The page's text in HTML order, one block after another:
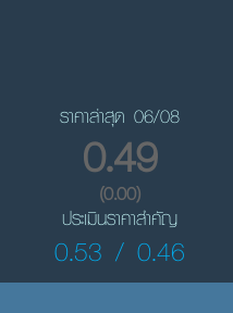
ราคาล่าสุด 06/08
0.49
(0.00)
ประเมินราคาสำคัญ
0.53 / 0.46